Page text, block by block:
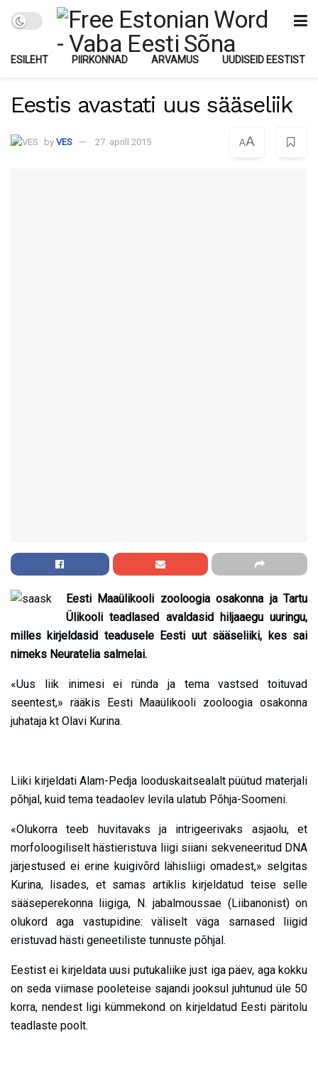
ESILEHT PIIRKONNAD ARVAMUS UUDISEID EESTIST
Eestis avastati uus sääseliik
by VES 27. aprill 2015 AA
Eesti Maaülikooli zooloogia osakonna ja Tartu
Ülikooli teadlased avaldasid hiljaaegu uuringu,
milles kirjeldasid teadusele Eesti uut sääseliiki, kes sai
nimeks Neuratelia salmelai.
«Uus liik inimesi ei ründa ja tema vastsed toituvad
seentest,» rääkis Eesti Maaülikooli zooloogia osakonna
juhataja kt Olavi Kurina.
Liiki kirjeldati Alam-Pedja looduskaitsealalt püütud materjali
põhjal, kuid tema teadaolev levila ulatub Põhja-Soomeni.
«Olukorra teeb huvitavaks ja intrigeerivaks asjaolu, et
morfoloogiliselt hästieristuva liigi siiani sekveneeritud DNA
järjestused ei erine kuigivõrd lähisliigi omadest,» selgitas
Kurina, lisades, et samas artiklis kirjeldatud teise selle
sääseperekonna liigiga, N. jabalmoussae (Liibanonist) on
olukord aga vastupidine: väliselt väga sarnased liigid
eristuvad hästi geneetiliste tunnuste põhjal.
Eestist ei kirjeldata uusi putukaliike just iga päev, aga kokku
on seda viimase pooleteise sajandi jooksul juhtunud üle 50
korra, nendest ligi kümmekond on kirjeldatud Eesti päritolu
teadlaste poolt.